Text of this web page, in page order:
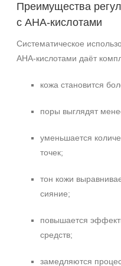
Преимущества
с AHA‑кислотами
Систематическое
AHA‑кислотами даёт
кожа становится
поры выглядят
уменьшается
точек;
тон кожи
сияние;
повышается
средств;
замедляются